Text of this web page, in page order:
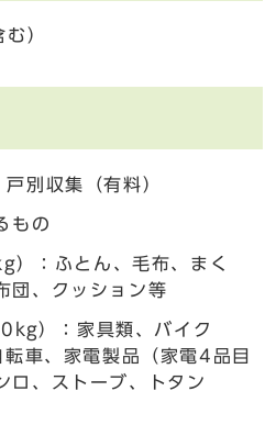
）
別収集（有料）
もの
：ふとん、毛布、まく
団、クッション等
）：家具類、バイク
車、家電製品（家電4品目
ロ、ストーブ、トタン